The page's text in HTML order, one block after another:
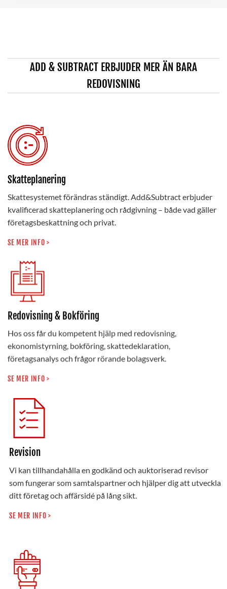
ADD & SUBTRACT ERBJUDER MER ÄN BARA
REDOVISNING
Skatteplanering
Skattesystemet förändras ständigt. Add&Subtract erbjuder
kvalificerad skatteplanering och rådgivning – både vad gäller
företagsbeskattning och privat.
SE MER INFO >
Redovisning & Bokföring
Hos oss får du kompetent hjälp med redovisning,
ekonomistyrning, bokföring, skattedeklaration,
företagsanalys och frågor rörande bolagsverk.
SE MER INFO >
Revision
Vi kan tillhandahålla en godkänd och auktoriserad revisor
som fungerar som samtalspartner och hjälper dig att utveckla
ditt företag och affärsidé på lång sikt.
SE MER INFO >